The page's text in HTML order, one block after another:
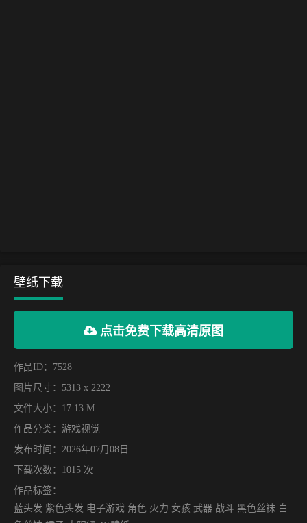
壁纸下载
点击免费下载高清原图
作品ID：7528
图片尺寸：5313 x 2222
文件大小：17.13 M
作品分类： 游戏视觉
发布时间：2026年07月08日
下载次数：1015 次
作品标签：
蓝头发 紫色头发 电子游戏 角色 火力 女孩 武器 战斗 黑色丝袜 白